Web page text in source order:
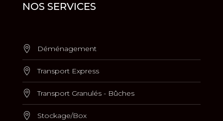
NOS SERVICES
Déménagement
Transport Express
Transport Granulés - Bûches
Stockage/Box